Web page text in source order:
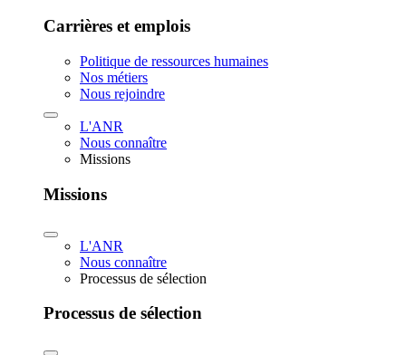
Carrières et emplois
Politique de ressources humaines
Nos métiers
Nous rejoindre
L'ANR
Nous connaître
Missions
Missions
L'ANR
Nous connaître
Processus de sélection
Processus de sélection